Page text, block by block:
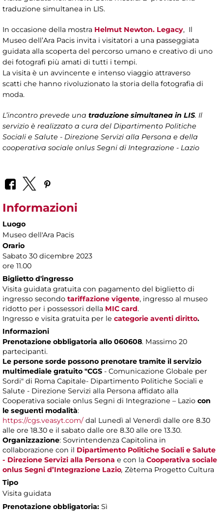
traduzione simultanea in LIS.
In occasione della mostra Helmut Newton. Legacy, Il
Museo dell’Ara Pacis invita i visitatori a una passeggiata
guidata alla scoperta del percorso umano e creativo di uno
dei fotografi più amati di tutti i tempi.
La visita è un avvincente e intenso viaggio attraverso
scatti che hanno rivoluzionato la storia della fotografia di
moda.
L’incontro prevede una traduzione simultanea in LIS. Il
servizio è realizzato a cura del Dipartimento Politiche
Sociali e Salute - Direzione Servizi alla Persona e della
cooperativa sociale onlus Segni di Integrazione - Lazio
Informazioni
Luogo
Museo dell'Ara Pacis
Orario
Sabato 30 dicembre 2023
ore 11.00
Biglietto d'ingresso
Visita guidata gratuita con pagamento del biglietto di
ingresso secondo tariffazione vigente, ingresso al museo
ridotto per i possessori della MIC card.
Ingresso e visita gratuita per le categorie aventi diritto.
Informazioni
Prenotazione obbligatoria allo 060608. Massimo 20
partecipanti.
Le persone sorde possono prenotare tramite il servizio
multimediale gratuito "CGS - Comunicazione Globale per
Sordi" di Roma Capitale- Dipartimento Politiche Sociali e
Salute - Direzione Servizi alla Persona affidato alla
Cooperativa sociale onlus Segni di Integrazione – Lazio con
le seguenti modalità:
https://cgs.veasyt.com/dal Lunedì al Venerdì dalle ore 8.30
alle ore 18.30 e il sabato dalle ore 8.30 alle ore 13.30.
Organizzazione: Sovrintendenza Capitolina in
collaborazione con il Dipartimento Politiche Sociali e Salute
- Direzione Servizi alla Persona e con la Cooperativa sociale
onlus Segni d’Integrazione Lazio, Zètema Progetto Cultura
Tipo
Visita guidata
Prenotazione obbligatoria: Sì